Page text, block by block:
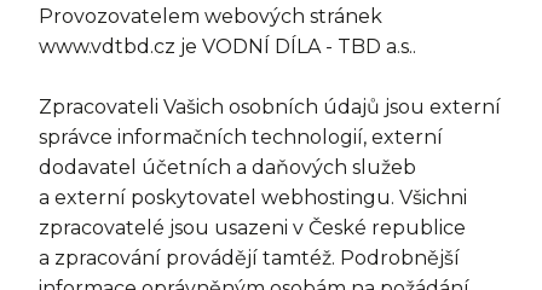
Provozovatelem webových stránek
www.vdtbd.cz je VODNÍ DÍLA - TBD a.s..
Zpracovateli Vašich osobních údajů jsou externí
správce informačních technologií, externí
dodavatel účetních a daňových služeb
a externí poskytovatel webhostingu. Všichni
zpracovatelé jsou usazeni v České republice
a zpracování provádějí tamtéž. Podrobnější